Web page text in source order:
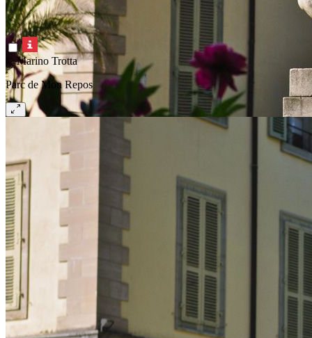
© Marino Trotta
Parc de Mon Repos